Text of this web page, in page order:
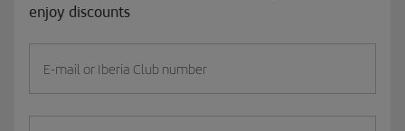
enjoy discounts
E-mail or Iberia Club number